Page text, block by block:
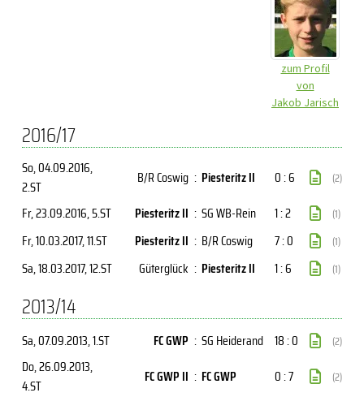
zum Profil
von
Jakob Jarisch
2016/17
So, 04.09.2016,
2.ST
B/R Coswig : Piesteritz II 0 : 6 (2)
Fr, 23.09.2016, 5.ST Piesteritz II : SG WB-Rein 1 : 2 (1)
Fr, 10.03.2017, 11.ST Piesteritz II : B/R Coswig 7 : 0 (1)
Sa, 18.03.2017, 12.ST Güterglück : Piesteritz II 1 : 6 (1)
2013/14
Sa, 07.09.2013, 1.ST FC GWP : SG Heiderand 18 : 0 (2)
Do, 26.09.2013,
4.ST
FC GWP II : FC GWP 0 : 7 (2)